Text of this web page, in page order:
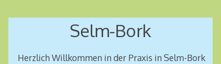
Selm-Bork
Herzlich Willkommen in der Praxis in Selm-Bork